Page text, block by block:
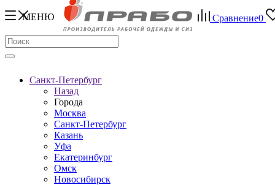
МЕНЮ Сравнение0
Санкт-Петербург
Назад
Города
Москва
Санкт-Петербург
Казань
Уфа
Екатеринбург
Омск
Новосибирск